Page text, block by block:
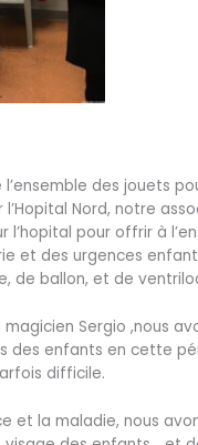
des jouets
l’Hopital Nord, notre
l’hopital pour offrir à
et des urgences
de ballon, et de
Sergio ,nous
des enfants en cette
difficile.
et la maladie, nous